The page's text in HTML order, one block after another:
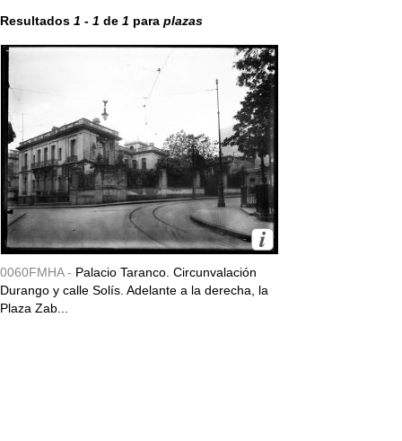
Resultados 1 - 1 de 1 para plazas
0060FMHA - Palacio Taranco. Circunvalación
Durango y calle Solís. Adelante a la derecha, la
Plaza Zab...